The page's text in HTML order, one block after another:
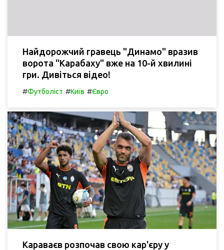
Найдорожчий гравець "Динамо" вразив
ворота "Карабаху" вже на 10-й хвилині
гри. Дивіться відео!
#Футболіст #Київ #Євро
Караваєв розпочав свою кар'єру у